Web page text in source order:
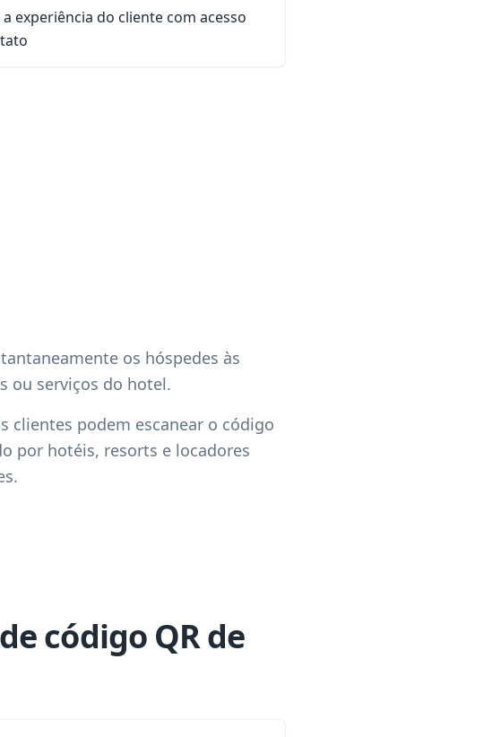
experiência do cliente com acesso
os hóspedes às
ou serviços do hotel.
clientes podem escanear o código
por hotéis, resorts e locadores
código QR de